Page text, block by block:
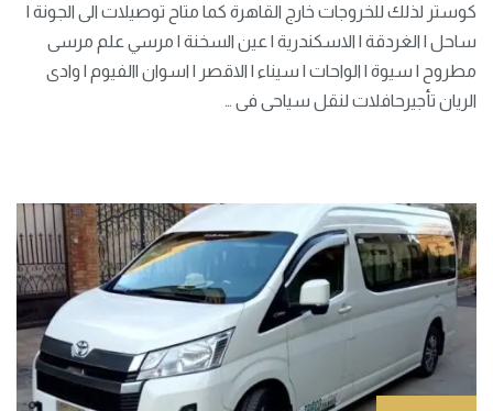
كوستر لذلك للخروجات خارج القاهرة كما متاح توصيلات الى الجونة |
ساحل | الغردقة | الاسكندرية | عين السخنة | مرسي علم مرسى
مطروح | سيوة | الواحات | سيناء | الاقصر | اسوان |الفيوم | وادى
الريان تأجيرحافلات لنقل سياحى فى …